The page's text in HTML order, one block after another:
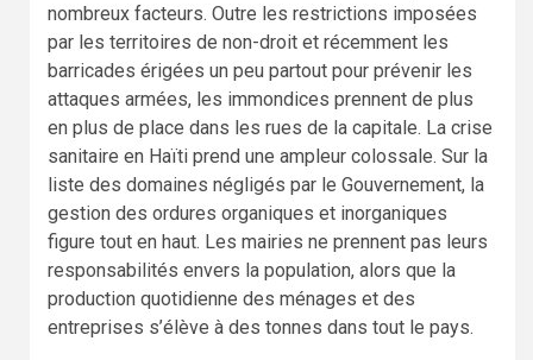
nombreux facteurs. Outre les restrictions imposées
par les territoires de non-droit et récemment les
barricades érigées un peu partout pour prévenir les
attaques armées, les immondices prennent de plus
en plus de place dans les rues de la capitale. La crise
sanitaire en Haïti prend une ampleur colossale. Sur la
liste des domaines négligés par le Gouvernement, la
gestion des ordures organiques et inorganiques
figure tout en haut. Les mairies ne prennent pas leurs
responsabilités envers la population, alors que la
production quotidienne des ménages et des
entreprises s’élève à des tonnes dans tout le pays.